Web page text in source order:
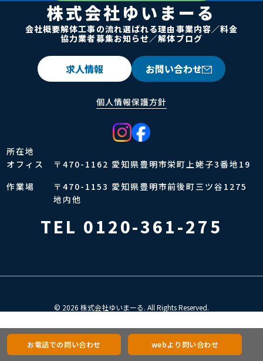
株式会社ゆいまーる
所在地
オフィス
〒470-1162 愛知県豊明市栄町上姥子3番地19
作業場
〒470-1153 愛知県豊明市前後町三ツ谷1275
地内他
TEL 0120-361-275
会社概要解体工事の流れ選ばれる理由 事業内容／料金
協力業者募集お知らせ／解体ブログ
求人情報 お問い合わせ
個人情報保護方針
© 2026 株式会社ゆいまーる. All Rights Reserved.
お電話での問い合わせ webより問い合わせ